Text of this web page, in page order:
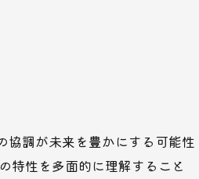
調が未来を豊かにする可能性
特性を多面的に理解すること